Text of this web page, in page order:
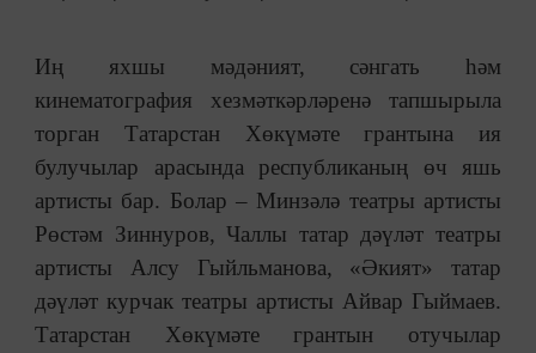
Иң яхшы мәдәният, сәнгать һәм
кинематография хезмәткәрләренә тапшырыла
торган Татарстан Хөкүмәте грантына ия
булучылар арасында республиканың өч яшь
артисты бар. Болар – Минзәлә театры артисты
Рөстәм Зиннуров, Чаллы татар дәүләт театры
артисты Алсу Гыйльманова, «Әкият» татар
дәүләт курчак театры артисты Айвар Гыймаев.
Татарстан Хөкүмәте грантын отучылар